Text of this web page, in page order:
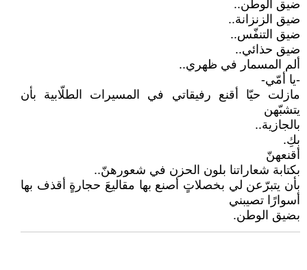
ضيق الوطن..
ضيق الزنزانة..
ضيق التنفّس..
ضيق حذائي..
ألم المسمار في ظهري..
-يا أمّي-
مازلت حيّا أقنع رفيقاتي في المسيرات الطلّابية بأن
يتشبّهن
بالجازية..
بكِ.
أقنعهنّ
بكتابة شعاراتنا بلون الحزن في شعورهنّ..
بأن يتبرّعن لي بخصلاتٍ أصنع بها مقاليعَ حجارةٍ أقذف بها
أسوارًا تصيبني
بضيق الوطن.